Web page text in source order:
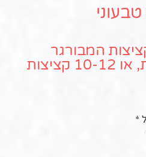
– ל- 6 קציצות המבורגר
טבעוני ענקיות ועבות, או 10-12 קציצות